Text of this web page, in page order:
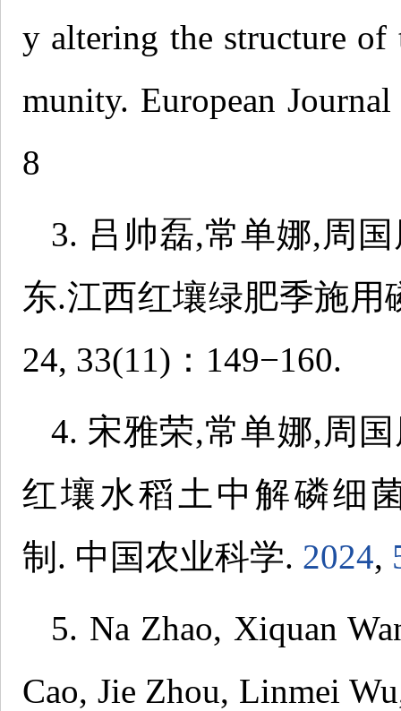
y altering the structure of
munity. European
8
3. 吕帅磊,常单娜,周
东.江西红壤绿肥季施用
24, 33(11)：149−160.
4. 宋雅荣,常单娜,周
红壤水稻土中解磷细
制. 中国农业科学. 2024,
5. Na Zhao, Xiquan
Cao, Jie Zhou, Linmei